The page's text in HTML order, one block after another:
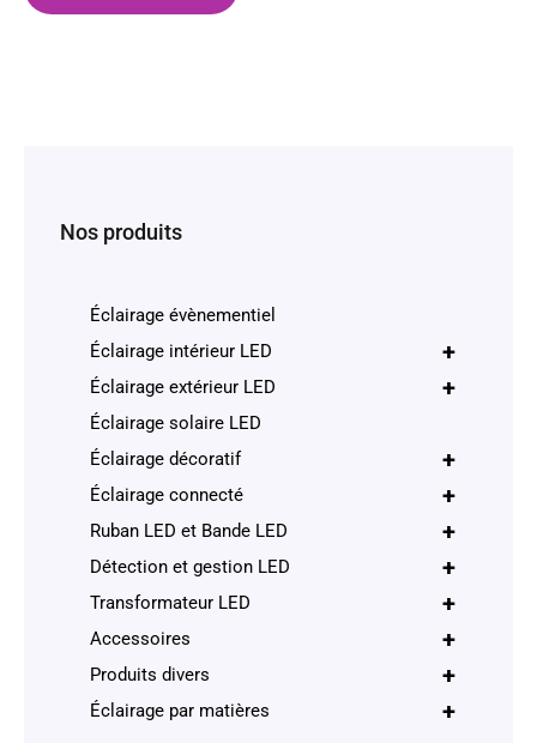
Nos produits
Éclairage évènementiel
+
Éclairage intérieur LED
+
Éclairage extérieur LED
Éclairage solaire LED
+
Éclairage décoratif
+
Éclairage connecté
+
Ruban LED et Bande LED
+
Détection et gestion LED
+
Transformateur LED
+
Accessoires
+
Produits divers
+
Éclairage par matières